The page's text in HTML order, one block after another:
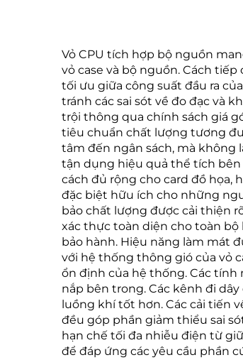
Vỏ CPU tích hợp bộ nguồn
vỏ case và bộ nguồn. Cách
tối ưu giữa công suất đầu ra
tránh các sai sót về đo đạc và
trội thông qua chính sách giá
tiêu chuẩn chất lượng tương
tâm đến ngân sách, mà không
tận dụng hiệu quả thể tích bên
cách đủ rộng cho card đồ họa,
đặc biệt hữu ích cho những
bảo chất lượng được cải thiện
xác thực toàn diện cho toàn
bảo hành. Hiệu năng làm mát
với hệ thống thông gió của vỏ
ổn định của hệ thống. Các
nắp bên trong. Các kênh đi
luồng khí tốt hơn. Các cải tiến
đều góp phần giảm thiểu sai
hạn chế tối đa nhiễu điện từ
để đáp ứng các yêu cầu phần